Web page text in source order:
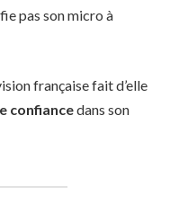
pas son micro à
française fait d’elle
confiancedans son